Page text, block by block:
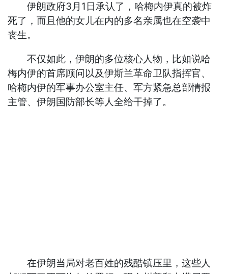
伊朗政府3月1日承认了，哈梅内伊真的被炸
死了，而且他的女儿在内的多名亲属也在空袭中
丧生。
不仅如此，伊朗的多位核心人物，比如说哈
梅内伊的首席顾问以及伊斯兰革命卫队指挥官、
哈梅内伊的军事办公室主任、军方紧急总部情报
主管、伊朗国防部长等人全给干掉了。
在伊朗当局对老百姓的残酷镇压里，这些人